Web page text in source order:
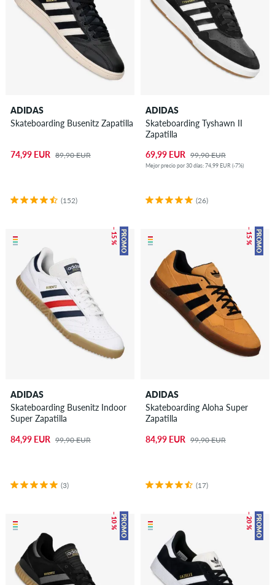
ADIDAS
Skateboarding Busenitz Zapatilla
74,99 EUR 89,90 EUR
(152)
ADIDAS
Skateboarding Tyshawn II
Zapatilla
69,99 EUR 99,90 EUR
Mejor precio por 30 días: 74,99 EUR (-7%)
(26)
PROMO
– 15 %
ADIDAS
Skateboarding Busenitz Indoor
Super Zapatilla
84,99 EUR 99,90 EUR
(3)
PROMO
– 15 %
ADIDAS
Skateboarding Aloha Super
Zapatilla
84,99 EUR 99,90 EUR
(17)
PROMO
– 10 % PROMO
– 20 %